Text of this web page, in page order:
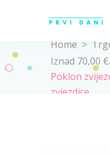
Home >
Iznad 70,00 €,
Poklon
zvjezdice